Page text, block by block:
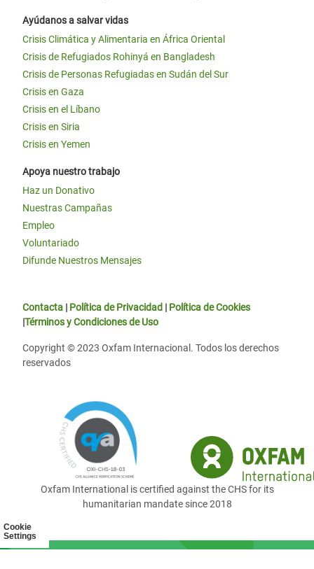
Cookie
Settings
Ayúdanos a salvar vidas
Crisis Climática y Alimentaria en África Oriental
Crisis de Refugiados Rohinyá en Bangladesh
Crisis de Personas Refugiadas en Sudán del Sur
Crisis en Gaza
Crisis en el Líbano
Crisis en Siria
Crisis en Yemen
Apoya nuestro trabajo
Haz un Donativo
Nuestras Campañas
Empleo
Voluntariado
Difunde Nuestros Mensajes
Contacta | Política de Privacidad | Política de Cookies
|Términos y Condiciones de Uso
Copyright © 2023 Oxfam Internacional. Todos los derechos
reservados
Oxfam International is certified against the CHS for its
humanitarian mandate since 2018